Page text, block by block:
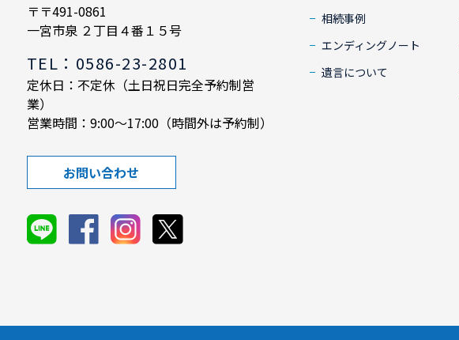
〒〒491-0861
一宮市泉 ２丁目４番１５号
TEL：0586-23-2801
定休日：不定休（土日祝日完全予約制営
業）
営業時間：9:00～17:00（時間外は予約制）
お問い合わせ
相続事例
エンディングノート
遺言について